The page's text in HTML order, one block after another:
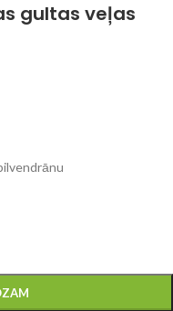
gultas veļas